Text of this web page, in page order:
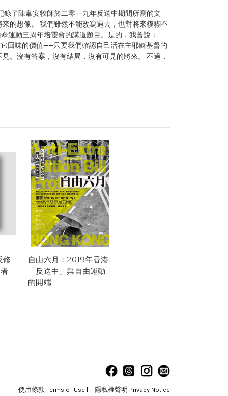
了陳韋安牧師於二零一九年反送中期間所寫的文
的想像。 我們雖然不能改寫過去，也對將來模糊不
運動三周年培靈會的講道題目。是的，我曾說：
回味的價值——只要我們確認自己活在主耶穌基督的
。沒有答案，沒有結局，沒有可見的將來。 不過，
修
:
自由六月：2019年香港
「反送中」與自由運動
的開端
使用條款 Terms of Use | 隱私權聲明 Privacy Notice